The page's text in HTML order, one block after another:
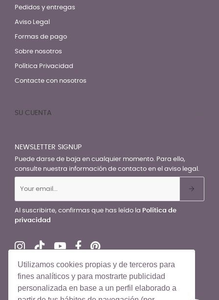
Utilizamos cookies propias y de terceros para
fines analíticos y para mostrarte publicidad
personalizada en base a un perfil elaborado a
Pedidos y entregas
Aviso Legal
Formas de pago
Sobre nosotros
Política Privacidad
Contacte con nosotros
SU CUENTA
NEWSLETTER SIGNUP
Puede darse de baja en cualquier momento. Para ello,
consulte nuestra información de contacto en el aviso legal.
Al suscribirte, confirmas que has leído la Política de
privacidad
© El Recién Nacido 2026. Todos los derechos reservados